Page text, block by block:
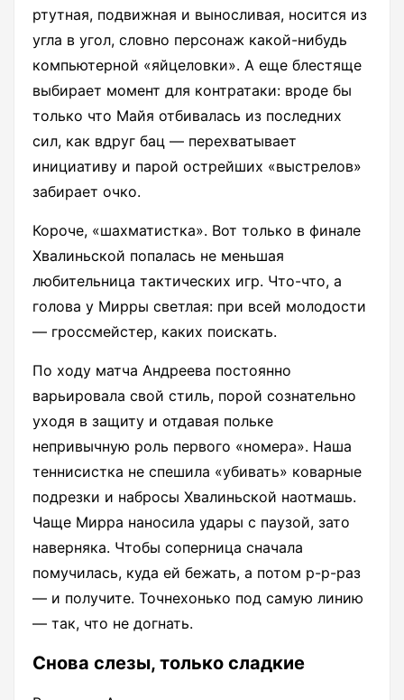
ртутная, подвижная и выносливая, носится из
угла в угол, словно персонаж какой-нибудь
компьютерной «яйцеловки». А еще блестяще
выбирает момент для контратаки: вроде бы
только что Майя отбивалась из последних
сил, как вдруг бац — перехватывает
инициативу и парой острейших «выстрелов»
забирает очко.
Короче, «шахматистка». Вот только в финале
Хвалиньской попалась не меньшая
любительница тактических игр. Что-что, а
голова у Мирры светлая: при всей молодости
— гроссмейстер, каких поискать.
По ходу матча Андреева постоянно
варьировала свой стиль, порой сознательно
уходя в защиту и отдавая польке
непривычную роль первого «номера». Наша
теннисистка не спешила «убивать» коварные
подрезки и набросы Хвалиньской наотмашь.
Чаще Мирра наносила удары с паузой, зато
наверняка. Чтобы соперница сначала
помучилась, куда ей бежать, а потом р-р-раз
— и получите. Точнехонько под самую линию
— так, что не догнать.
Снова слезы, только сладкие